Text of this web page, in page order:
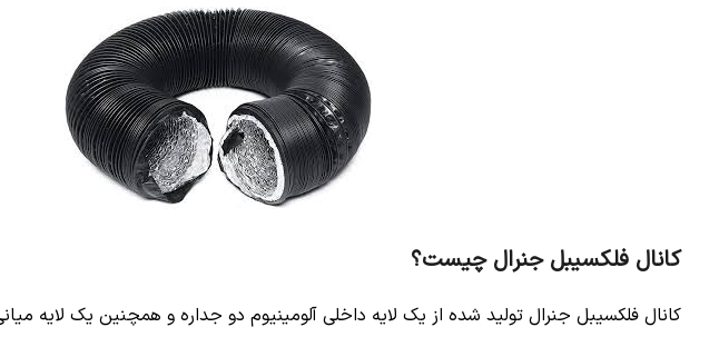
کانال فلکسیبل جنرال چیست؟
کانال فلکسیبل جنرال تولید شده از یک لایه داخلی آلومینیوم دو جداره و همچنین یک لایه